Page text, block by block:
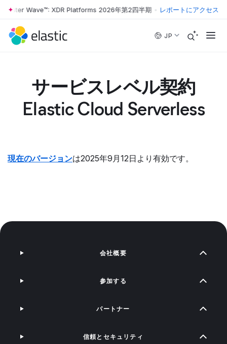
Skip to main content
Wave™: XDR Platforms 2026年第2四半期 • The Forrester
レポートにアクセス
JP
サービスレベル契約
Elastic Cloud Serverless
現在のバージョンは2025年9月12日より有効です。
会社概要
参加する
パートナー
信頼とセキュリティ